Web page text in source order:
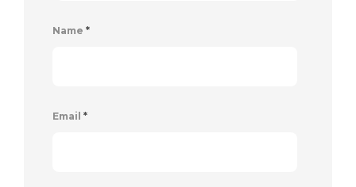
Name *
Email *